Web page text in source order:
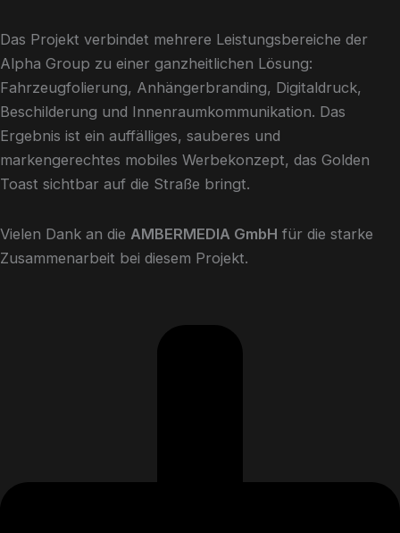
Das Projekt verbindet mehrere Leistungsbereiche der
Alpha Group zu einer ganzheitlichen Lösung:
Fahrzeugfolierung, Anhängerbranding, Digitaldruck,
Beschilderung und Innenraumkommunikation. Das
Ergebnis ist ein auffälliges, sauberes und
markengerechtes mobiles Werbekonzept, das Golden
Toast sichtbar auf die Straße bringt.
Vielen Dank an die AMBERMEDIA GmbH für die starke
Zusammenarbeit bei diesem Projekt.